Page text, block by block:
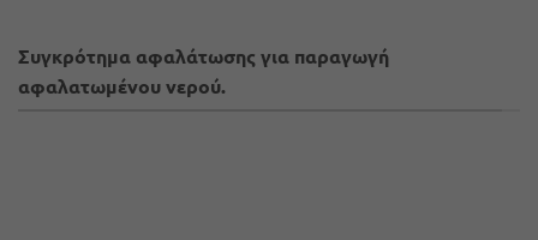
Συγκρότημα αφαλάτωσης για παραγωγή
αφαλατωμένου νερού.